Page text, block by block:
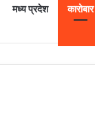
मध्य प्रदेश कारोबार